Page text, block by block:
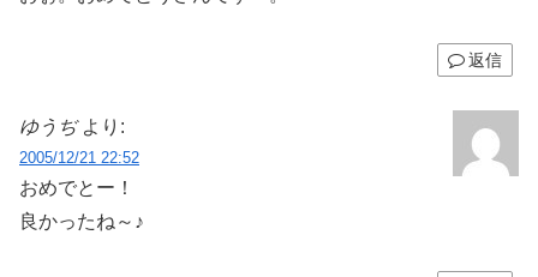
返信
ゆうぢ より:
2005/12/21 22:52
おめでとー！
良かったね～♪